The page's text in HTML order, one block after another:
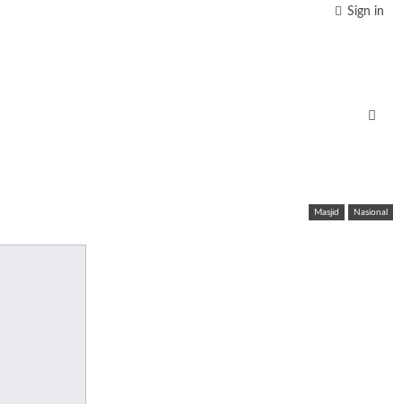
Sign in
Masjid Nasional